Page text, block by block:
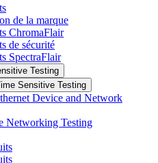
de la marque
ChromaFlair
de sécurité
SpectraFlair
Testing
Sensitive Testing
Device and Network
Networking Testing